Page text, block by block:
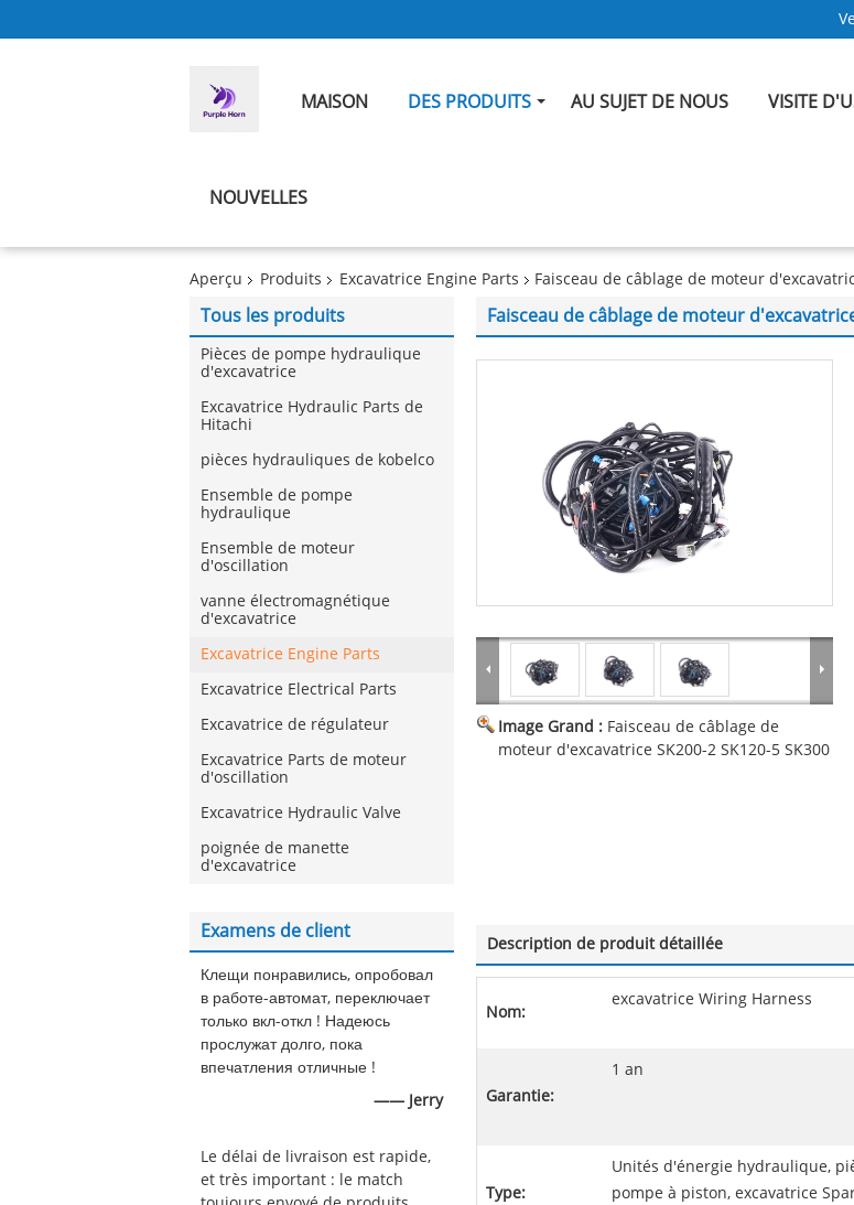
MAISON DES PRODUITS AU SUJET DE NOUS VISITE
NOUVELLES
Aperçu Produits Excavatrice Engine Parts Faisceau de câblage de moteur
Tous les produits
Pièces de pompe hydraulique
d'excavatrice
Excavatrice Hydraulic Parts de
Hitachi
pièces hydrauliques de kobelco
Ensemble de pompe
hydraulique
Ensemble de moteur
d'oscillation
vanne électromagnétique
d'excavatrice
Excavatrice Engine Parts
Excavatrice Electrical Parts
Excavatrice de régulateur
Excavatrice Parts de moteur
d'oscillation
Excavatrice Hydraulic Valve
poignée de manette
d'excavatrice
Examens de client
Клещи понравились, опробовал
в работе-автомат, переключает
только вкл-откл ! Надеюсь
прослужат долго, пока
впечатления отличные !
—— Jerry
Le délai de livraison est rapide,
et très important : le match
Faisceau de câblage de moteur
Image Grand : Faisceau de câblage de
moteur d'excavatrice SK200-2 SK120-5 SK300
Description de produit détaillée
Nom:
excavatrice Wiring Harness
Garantie:
1 an
Type:
Unités d'énergie hydraulique,
pompe à piston, excavatrice